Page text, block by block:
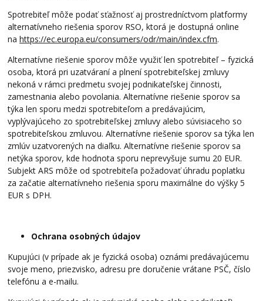
Spotrebiteľ môže podať sťažnosť aj prostredníctvom platformy
alternatívneho riešenia sporov RSO, ktorá je dostupná online
nahttps://ec.europa.eu/consumers/odr/main/index.cfm.
Alternatívne riešenie sporov môže využiť len spotrebiteľ – fyzická
osoba, ktorá pri uzatváraní a plnení spotrebiteľskej zmluvy
nekoná v rámci predmetu svojej podnikateľskej činnosti,
zamestnania alebo povolania. Alternatívne riešenie sporov sa
týka len sporu medzi spotrebiteľom a predávajúcim,
vyplývajúceho zo spotrebiteľskej zmluvy alebo súvisiaceho so
spotrebiteľskou zmluvou. Alternatívne riešenie sporov sa týka len
zmlúv uzatvorených na diaľku. Alternatívne riešenie sporov sa
netýka sporov, kde hodnota sporu neprevyšuje sumu 20 EUR.
Subjekt ARS môže od spotrebiteľa požadovať úhradu poplatku
za začatie alternatívneho riešenia sporu maximálne do výšky 5
EUR s DPH.
Ochrana osobných údajov
Kupujúci (v prípade ak je fyzická osoba) oznámi predávajúcemu
svoje meno, priezvisko, adresu pre doručenie vrátane PSČ, číslo
telefónu a e-mailu.